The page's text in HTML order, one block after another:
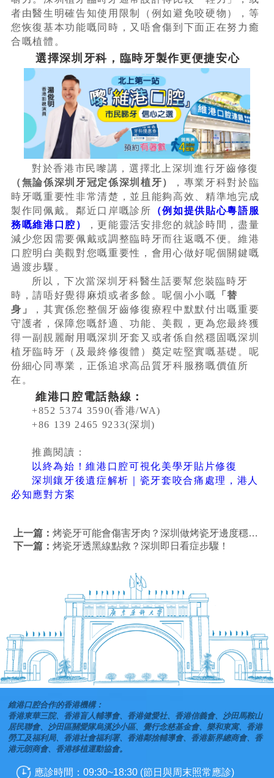
者由醫生明確告知使用限制（例如避免咬硬物），等
您恢復基本功能嘅同時，又唔會傷到下面正在努力癒
合嘅植體。
選擇深圳牙科，臨時牙製作更便捷安心
對於香港市民嚟講，選擇北上深圳進行牙齒修復
（無論係深圳牙冠定係深圳植牙）
，專業牙科對於臨
時牙嘅重要性非常清楚，並且能夠高效、精準地完成
製作同佩戴。鄰近口岸嘅診所 （例如提供貼心粵語服
務嘅維港口腔）
，更能靈活安排您的就診時間，盡量
減少您因需要佩戴或調整臨時牙而往返嘅不便。維港
口腔明白美觀對您嘅重要性，會用心做好呢個關鍵嘅
過渡步驟。
所以，下次當深圳牙科醫生話要幫您裝臨時牙
時，請唔好覺得麻煩或者多餘。呢個小小嘅 「替
身」
，其實係您整個牙齒修復療程中默默付出嘅重要
守護者，保障您嘅舒適、功能、美觀，更為您最終獲
得一副靚麗耐用嘅深圳牙套又或者係自然穩固嘅深圳
植牙臨時牙（及最終修復體）奠定咗堅實嘅基礎。呢
份細心同專業，正係追求高品質牙科服務嘅價值所
在。
維港口腔電話熱線：
+852 5374 3590(香港/WA)
+86 139 2465 9233(深圳)
推薦閱讀：
以終為始！維港口腔可視化美學牙貼片修復
深圳鑲牙後遺症解析｜瓷牙套咬合痛處理，港人
必知應對方案
上一篇：烤瓷牙可能會傷害牙肉？深圳做烤瓷牙邊度穩陣？
下一篇：烤瓷牙透黑線點救？深圳即日看症步驟！
維港口腔合作的香港機構：
香港東華三院、香港盲人輔導會、香港健愛社、香港信義會、沙田馬鞍山
居民聯會、沙田區關愛隊烏溪沙小區、覺行念慈基金會、樂和東寓、香港
勞工及福利局、香港社會福利署、香港鄰捨輔導會、香港新界總商會、香
港元朗商會、香港移植運動協會。
應診時間：09:30~18:30 (節日與周末照常應診)